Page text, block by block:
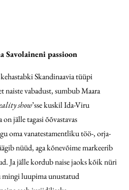
Savolaineni passioon
Skandinaavia tüüpi
naiste vabadust, sumbub Maara
show’sse kuskil Ida-Viru
jälle tagasi õõvastavas
oma vanatestamentliku töö-, orja-
nüüd, aga kõnevõime markeerib
Ja jälle kordub naise jaoks kõik nüri
mingi luupima unustatud